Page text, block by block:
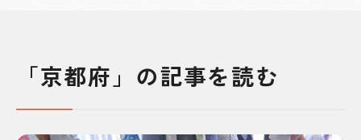
「京都府」の記事を読む